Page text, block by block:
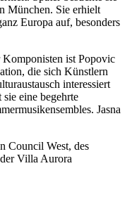
München. Sie erhielt
Europa auf, besonders
Komponisten ist Popovic
die sich Künstlern
interessiert
eine begehrte
Jasna
Council West, des
Villa Aurora